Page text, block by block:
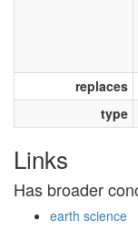
replaces
type
Links
Has broader
earth science